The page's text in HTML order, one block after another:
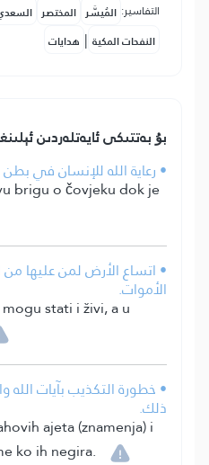
التفاسير: المُيسَّر المختصر
النفحات المكية | هدايات
بۇ بەتتىكى ئايەتلەردىن
• رعاية الله للإنسان في بطن
brigu o čovjeku dok je
• اتساع الأرض لمن عليها من
الأموات.
stati i živi, a u
• خطورة التكذيب بآيات
ذلك.
ajeta (znamenja) i
ko ih negira.